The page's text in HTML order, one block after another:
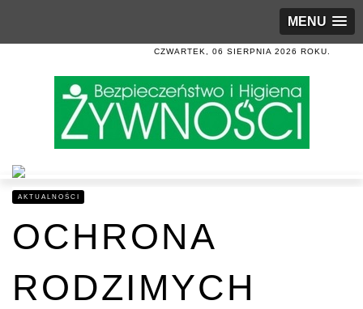
MENU
CZWARTEK, 06 SIERPNIA 2026 ROKU.
AKTUALNOŚCI
OCHRONA
RODZIMYCH